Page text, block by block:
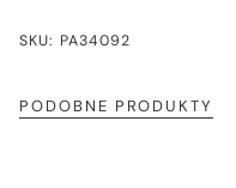
SKU: PA34092
PODOBNE PRODUKTY